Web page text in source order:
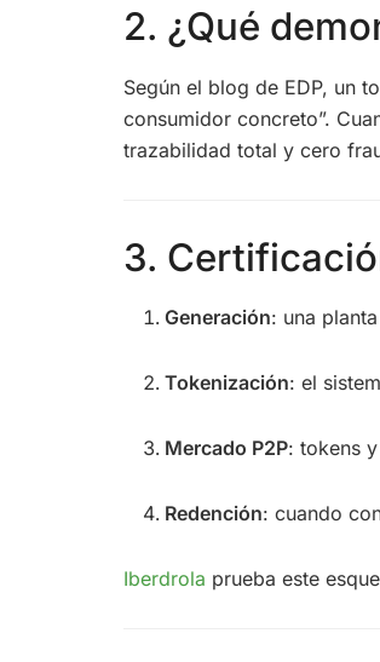
2. ¿Qué
Según el blog de EDP, un
consumidor concreto”.
trazabilidad total y cero
3.
Generación: una
Tokenización: el
Mercado P2P: tokens
Redención: cuando
Iberdrola prueba este